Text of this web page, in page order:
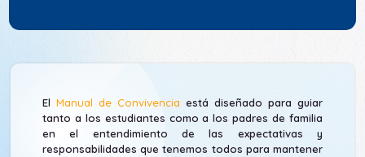
ElManual de Convivencia está diseñado para guiar
tanto a los estudiantes como a los padres de familia
en el entendimiento de las expectativas y
responsabilidades que tenemos todos para mantener